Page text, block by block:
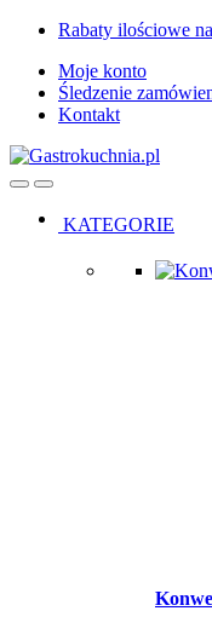
Skip
navigation
Skip
content
Rabaty ilościowe
Moje konto
Śledzenie
Kontakt
OpenClose
KATEGORIE